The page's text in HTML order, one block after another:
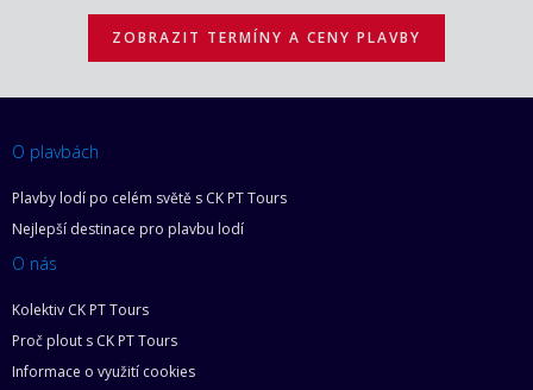
ZOBRAZIT TERMÍNY A CENY PLAVBY
O plavbách
Plavby lodí po celém světě s CK PT Tours
Nejlepší destinace pro plavbu lodí
O nás
Kolektiv CK PT Tours
Proč plout s CK PT Tours
Informace o využití cookies